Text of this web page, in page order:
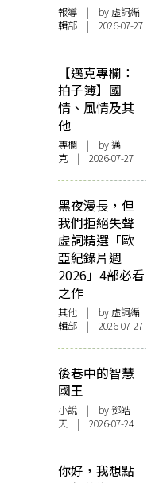
報導 | by 虛詞編
輯部 | 2026-07-27
【邁克專欄：
拍子簿】國
情、風情及其
他
專欄 | by邁
克 | 2026-07-27
黑夜漫長，但
我們拒絕失聲
虛詞精選「歐
亞紀錄片週
2026」4部必看
之作
其他 | by 虛詞編
輯部 | 2026-07-27
後巷中的智慧
國王
小說 | by 鄧皓
天 | 2026-07-24
你好，我想點